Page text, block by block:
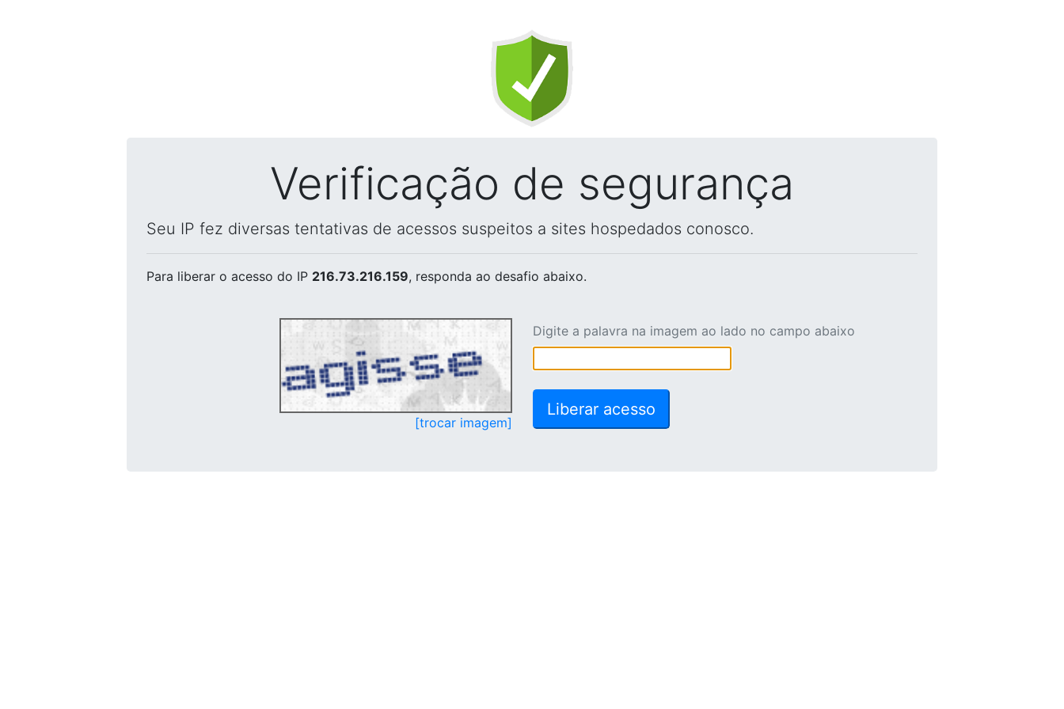
Verificação de segurança
Seu IP fez diversas tentativas de acessos suspeitos a sites hospedados conosco.
Para liberar o acesso do IP 216.73.216.159, responda ao desafio abaixo.
[trocar imagem]
Digite a palavra na imagem ao lado no campo abaixo